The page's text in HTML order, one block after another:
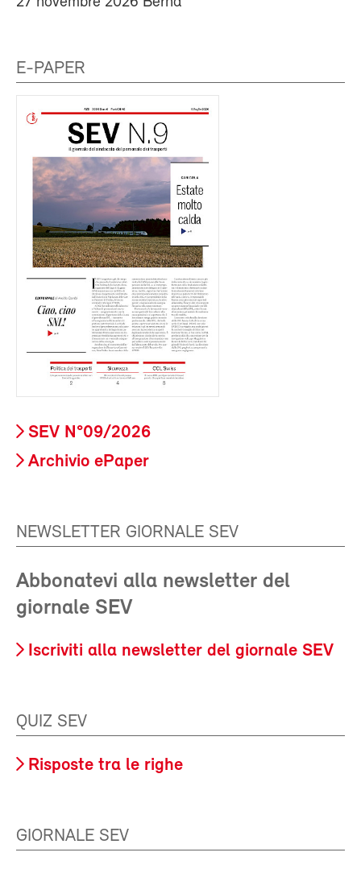
E-PAPER
SEV N°09/2026
Archivio ePaper
NEWSLETTER GIORNALE SEV
Abbonatevi alla newsletter del
giornale SEV
Iscriviti alla newsletter del giornale SEV
QUIZ SEV
Risposte tra le righe
GIORNALE SEV